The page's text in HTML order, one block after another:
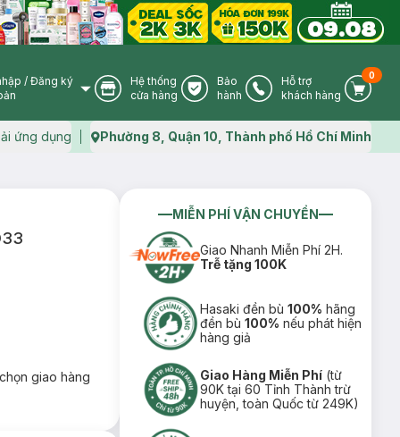
User Icon
/ Đăng ký
Store Icon
Hệ thống
cửa hàng
Warranty Icon
Bảo
hành
Phone Icon
Hỗ trợ
khách hàng
Cart
0
ứng dụng Map icon
Phường 8, Quận 10, Thành phố Hồ Chí Minh
giao hàng
MIỄN PHÍ VẬN CHUYỂN
Giao Nhanh Miễn Phí 2H.
Trễ tặng 100K
Hasaki đền bù100% hãng
đền bù100% nếu phát hiện
hàng giả
Giao Hàng Miễn Phí (từ
90K tại 60 Tỉnh Thành trừ
huyện, toàn Quốc từ 249K)